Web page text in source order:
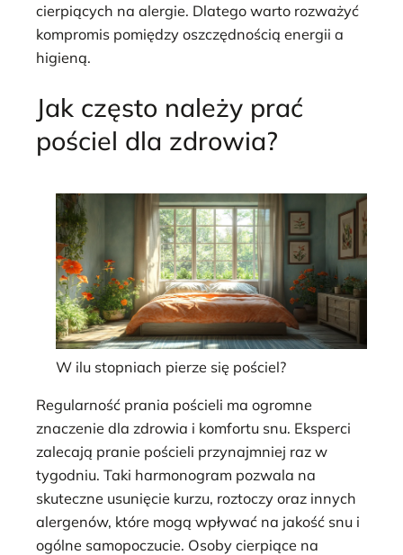
cierpiących na alergie. Dlatego warto rozważyć
kompromis pomiędzy oszczędnością energii a
higieną.
Jak często należy prać
pościel dla zdrowia?
W ilu stopniach pierze się pościel?
Regularność prania pościeli ma ogromne
znaczenie dla zdrowia i komfortu snu. Eksperci
zalecają pranie pościeli przynajmniej raz w
tygodniu. Taki harmonogram pozwala na
skuteczne usunięcie kurzu, roztoczy oraz innych
alergenów, które mogą wpływać na jakość snu i
ogólne samopoczucie. Osoby cierpiące na